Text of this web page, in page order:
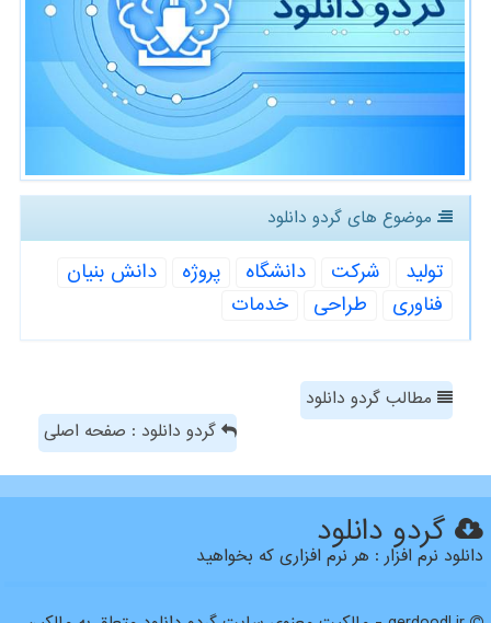
موضوع های گردو دانلود
تولید شركت دانشگاه پروژه
دانش بنیان
فناوری
طراحی خدمات
مطالب گردو دانلود
گردو دانلود : صفحه اصلی
گردو دانلود
دانلود نرم افزار : هر نرم افزاری که بخواهید